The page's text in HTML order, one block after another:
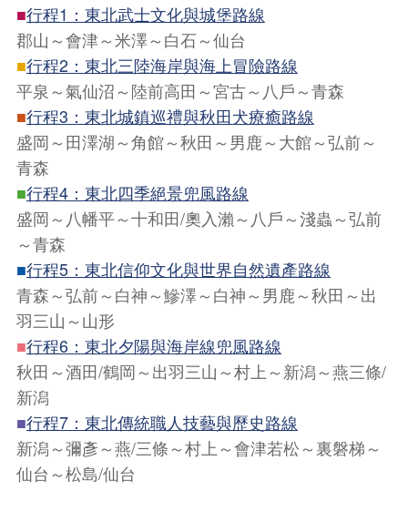
■行程1：東北武士文化與城堡路線
郡山～會津～米澤～白石～仙台
■行程2：東北三陸海岸與海上冒險路線
平泉～氣仙沼～陸前高田～宮古～八戶～青森
■行程3：東北城鎮巡禮與秋田犬療癒路線
盛岡～田澤湖～角館～秋田～男鹿～大館～弘前～
青森
■行程4：東北四季絕景兜風路線
盛岡～八幡平～十和田/奧入瀨～八戶～淺蟲～弘前
～青森
■行程5：東北信仰文化與世界自然遺產路線
青森～弘前～白神～鰺澤～白神～男鹿～秋田～出
羽三山～山形
■行程6：東北夕陽與海岸線兜風路線
秋田～酒田/鶴岡～出羽三山～村上～新潟～燕三條/
新潟
■行程7：東北傳統職人技藝與歷史路線
新潟～彌彥～燕/三條～村上～會津若松～裏磐梯～
仙台～松島/仙台